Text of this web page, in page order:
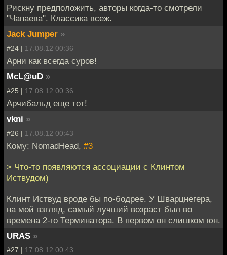
Рискну предположить, авторы когда-то смотрели
"Чапаева". Классика всеж.
Jack Jumper »
#24 | 17.08.12 00:36
Арни как всегда суров!
McL@uD »
#25 | 17.08.12 00:36
Арчибальд еще тот!
vkni »
#26 | 17.08.12 00:43
Кому: NomadHead, #3
> Что-то появляются ассоциации с Клинтом
Иствудом)
Клинт Иствуд вроде бы по-бодрее. У Шварцнегера,
на мой взгляд, самый лучший возраст был во
времена 2-го Терминатора. В первом он слишком юн.
URAS »
#27 | 17.08.12 00:43